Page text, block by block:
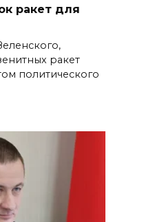
ракет для
ракет
политического